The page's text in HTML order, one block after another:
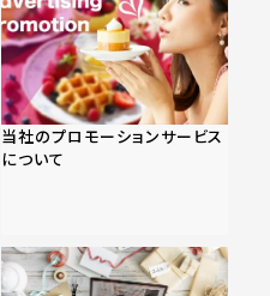
当社のプロモーションサービス
について